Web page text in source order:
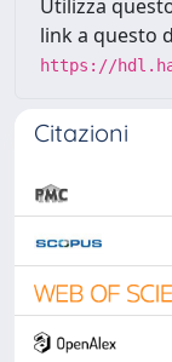
Utilizza
link a questo
https://
Citazioni